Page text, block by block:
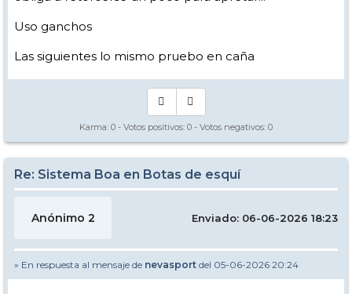
Uso ganchos
Las siguientes lo mismo pruebo en caña
Karma: 0 - Votos positivos: 0 - Votos negativos: 0
Re: Sistema Boa en Botas de esquí
Anónimo 2 Enviado: 06-06-2026 18:23
» En respuesta al mensaje de nevasport del 05-06-2026 20:24